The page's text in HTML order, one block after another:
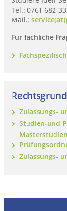
Tel.: 0761 682-
Mail.:
Für fachliche
Zulassungs-
Studien-und
Zulassungs-